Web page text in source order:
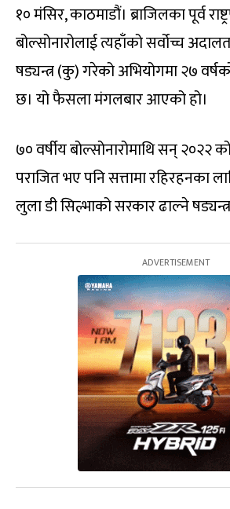
१० मंसिर, काठमाडौं। ब्राजिलका पूर्व
बोल्सोनारोलाई त्यहाँको सर्वोच्च
षड्यन्त्र (कु) गरेको अभियोगमा २७
छ। यो फैसला मंगलबार आएको हो।
७० वर्षीय बोल्सोनारोमाथि सन् २०२२ को
पराजित भए पनि सत्तामा रहिरहनका
लुला डी सिल्भाको सरकार ढाल्ने